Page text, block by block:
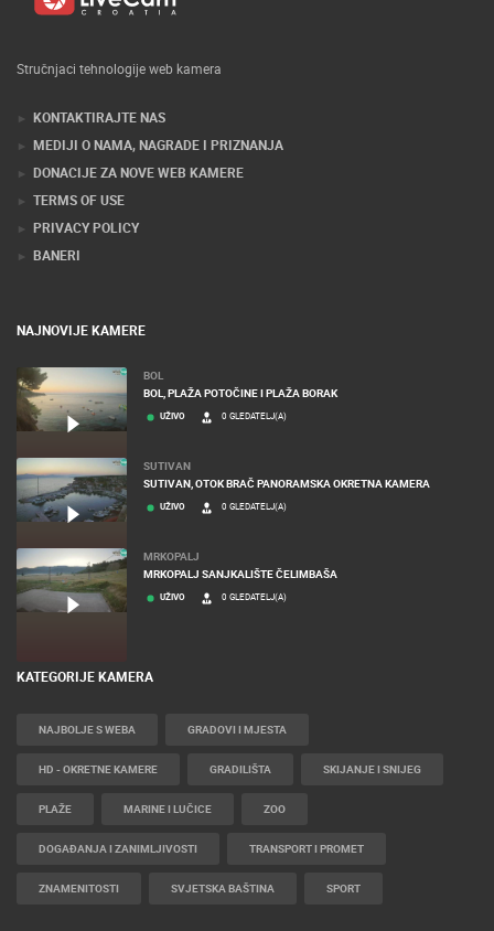
Stručnjaci tehnologije web kamera
KONTAKTIRAJTE NAS
MEDIJI O NAMA, NAGRADE I PRIZNANJA
DONACIJE ZA NOVE WEB KAMERE
TERMS OF USE
PRIVACY POLICY
BANERI
NAJNOVIJE KAMERE
BOL
BOL, PLAŽA POTOČINE I PLAŽA BORAK
UŽIVO 0 GLEDATELJ(A)
SUTIVAN
SUTIVAN, OTOK BRAČ PANORAMSKA OKRETNA KAMERA
UŽIVO 0 GLEDATELJ(A)
MRKOPALJ
MRKOPALJ SANJKALIŠTE ČELIMBAŠA
UŽIVO 0 GLEDATELJ(A)
KATEGORIJE KAMERA
NAJBOLJE S WEBA GRADOVI I MJESTA
HD - OKRETNE KAMERE GRADILIŠTA SKIJANJE I SNIJEG
PLAŽE MARINE I LUČICE ZOO
DOGAĐANJA I ZANIMLJIVOSTI TRANSPORT I PROMET
ZNAMENITOSTI SVJETSKA BAŠTINA SPORT